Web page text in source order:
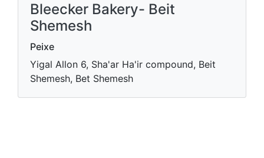
Bleecker Bakery- Beit
Shemesh
Peixe
Yigal Allon 6, Sha'ar Ha'ir compound, Beit
Shemesh, Bet Shemesh